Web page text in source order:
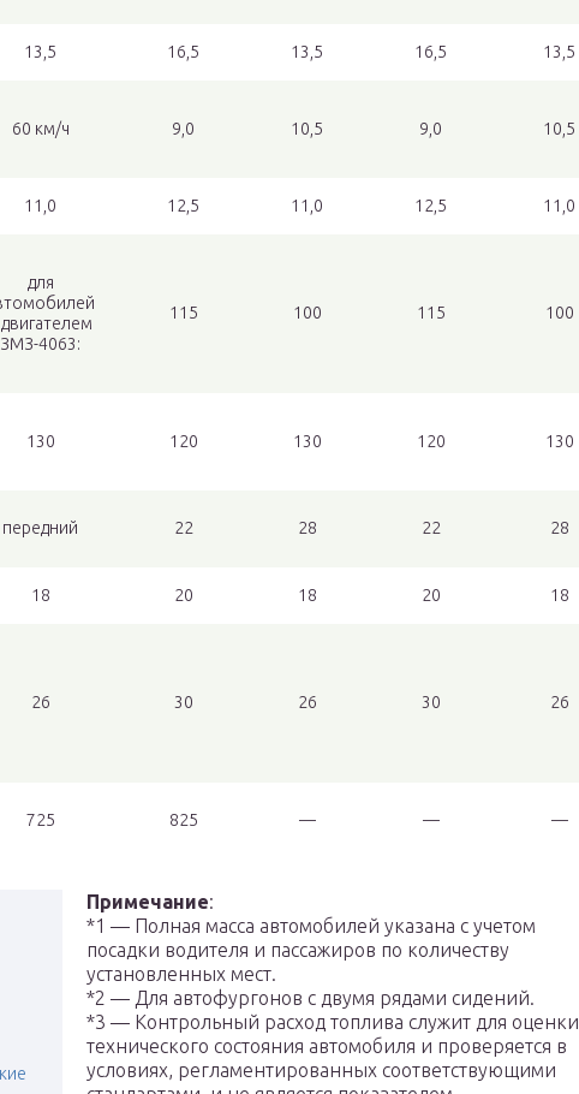
13,5 16,5 13,5 16,5 13,5
60 км/ч 9,0 10,5 9,0 10,5
11,0 12,5 11,0 12,5 11,0
для
двигателем
ЗМЗ-4063:
115 100 115 100
130 120 130 120 130
передний 22 28 22 28
18 20 18 20 18
26 30 26 30 26
725 825 — — —
Примечание:
*1 — Полная масса автомобилей указана с учетом
посадки водителя и пассажиров по количеству
установленных мест.
*2 — Для автофургонов с двумя рядами сидений.
*3 — Контрольный расход топлива служит для оценки
технического состояния автомобиля и проверяется в
условиях, регламентированных соответствующими